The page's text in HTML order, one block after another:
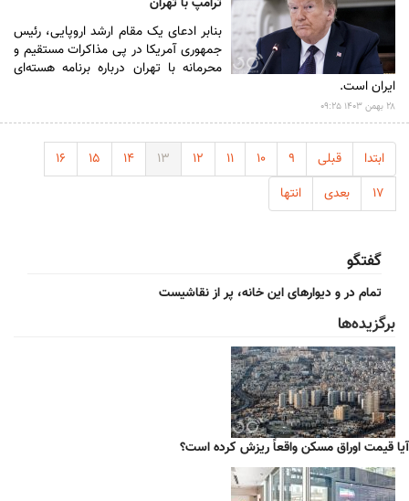
بنابر ادعای یک مقام ارشد اروپایی، رئیس
جمهوری آمریکا در پی مذاکرات مستقیم و
محرمانه با تهران درباره برنامه هسته‌ای
ایران است.
۲۸ بهمن ۱۴۰۳ ۰۹:۲۵
ابتدا قبلی ۹ ۱۰ ۱۱ ۱۲ ۱۳ ۱۴ ۱۵
۱۶
۱۷
بعدی انتها
گفتگو
تمام در و دیوارهای این خانه، پر از نقاشیست
برگزیده‌ها
آیا قیمت اوراق مسکن واقعاً ریزش کرده است؟